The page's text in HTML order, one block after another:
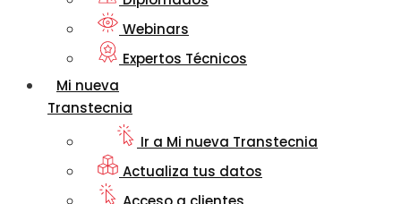
Webinars
Expertos Técnicos
Mi nueva
Transtecnia
Ir a Mi nueva Transtecnia
Actualiza tus datos